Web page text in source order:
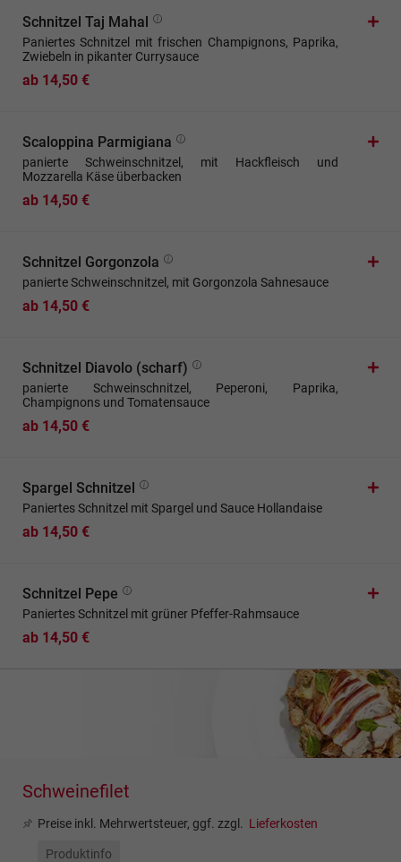
Schnitzel Taj Mahal
Paniertes Schnitzel mit frischen Champignons, Paprika,
Zwiebeln in pikanter Currysauce
ab 14,50 €
Scaloppina Parmigiana
panierte Schweinschnitzel, mit Hackfleisch und
Mozzarella Käse überbacken
ab 14,50 €
Schnitzel Gorgonzola
panierte Schweinschnitzel, mit Gorgonzola Sahnesauce
ab 14,50 €
Schnitzel Diavolo (scharf)
panierte Schweinschnitzel, Peperoni, Paprika,
Champignons und Tomatensauce
ab 14,50 €
Spargel Schnitzel
Paniertes Schnitzel mit Spargel und Sauce Hollandaise
ab 14,50 €
Schnitzel Pepe
Paniertes Schnitzel mit grüner Pfeffer-Rahmsauce
ab 14,50 €
Schweinefilet
Preise inkl. Mehrwertsteuer, ggf. zzgl. Lieferkosten
Produktinfo